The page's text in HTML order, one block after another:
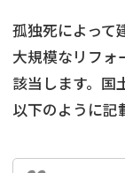
孤独死によって
大規模なリフォ
該当します。国
以下のように記